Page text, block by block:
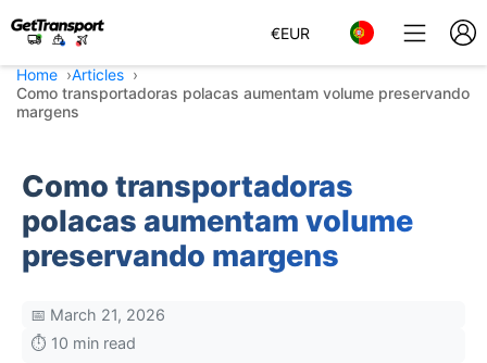
€EUR
Home
Articles
Como transportadoras polacas aumentam volume preservando
margens
Como transportadoras
polacas aumentam volume
preservando margens
📅 March 21, 2026
⏱️ 10 min read